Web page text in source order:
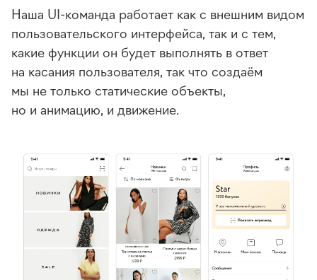
Наша UI-команда работает как с внешним видом
пользовательского интерфейса, так и с тем,
какие функции он будет выполнять в ответ
на касания пользователя, так что создаём
мы не только статические объекты,
но и анимацию, и движение.